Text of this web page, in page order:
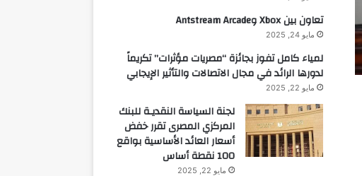
تعاون بين Xbox وAntstream Arcade
مايو 24, 2025
لمياء كامل تفوز بجائزة “مصريات مؤثرات” تكريماً
لدورها الرائد في مجال الاتصالات والتأثير الإيجابي
مايو 22, 2025
لجنة السياسة النقديـة للبنك
المركزي المصرى تقرر خفض
أسعار العائد الأساسية بواقع
100 نقطة أساس
مايو 22, 2025